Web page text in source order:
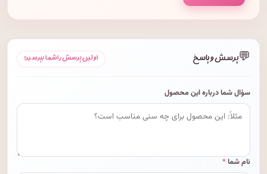
💬پرسش و پاسخ اولین پرسش را شما بپرسید!
سؤال شما درباره این محصول
نام شما*